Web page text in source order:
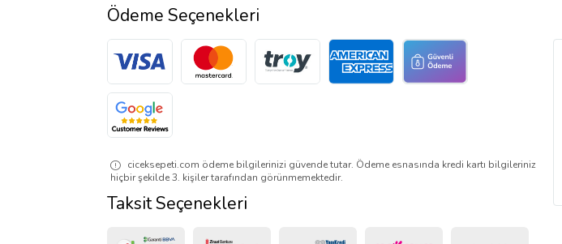
Ödeme Seçenekleri
ciceksepeti.com ödeme bilgilerinizi güvende tutar. Ödeme esnasında kredi kartı bilgileriniz
hiçbir şekilde 3. kişiler tarafından görünmemektedir.
Taksit Seçenekleri